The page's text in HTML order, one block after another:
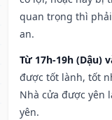
quan trọng thì
an.
Từ 17h-19h (Dậu)
được tốt lành, tốt
Nhà cửa được yên
yên.